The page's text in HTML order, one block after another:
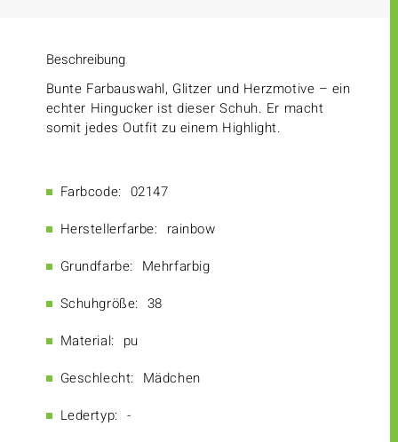
Beschreibung
Bunte Farbauswahl, Glitzer und Herzmotive – ein
echter Hingucker ist dieser Schuh. Er macht
somit jedes Outfit zu einem Highlight.
Farbcode: 02147
Herstellerfarbe: rainbow
Grundfarbe: Mehrfarbig
Schuhgröße: 38
Material: pu
Geschlecht: Mädchen
Ledertyp: -